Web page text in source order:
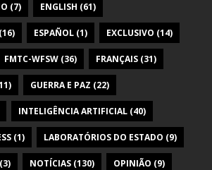
(7) ENGLISH (61)
(16) ESPAÑOL (1) EXCLUSIVO (14)
FMTC-WFSW (36) FRANÇAIS (31)
GUERRA E PAZ (22)
INTELIGÊNCIA ARTIFICIAL (40)
(1) LABORATÓRIOS DO ESTADO (9)
(3) NOTÍCIAS (130) OPINIÃO (9)